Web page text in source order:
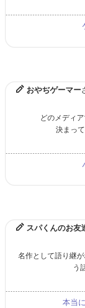
おやぢゲーマー
どのメディ
決まっ
スパくんのお友
名作として語り継
う
本当